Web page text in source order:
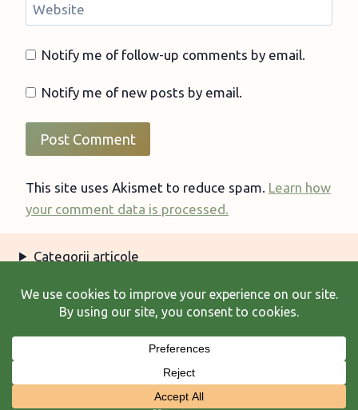
Website
Notify me of follow-up comments by email.
Notify me of new posts by email.
This site uses Akismet to reduce spam. Learn how
your comment data is processed.
Categorii articole
Arhiva articole